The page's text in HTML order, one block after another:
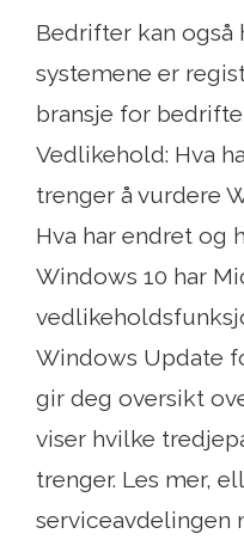
Bedrifter kan også
systemene er
bransje for
Vedlikehold: Hva
trenger å vurdere
Hva har endret og
Windows 10 har
Windows Update
gir deg oversikt
viser hvilke
trenger. Les mer,
serviceavdelingen